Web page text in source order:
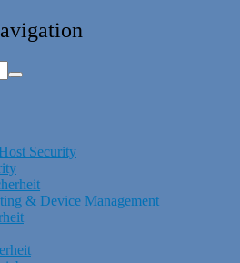
Security
& Device Management